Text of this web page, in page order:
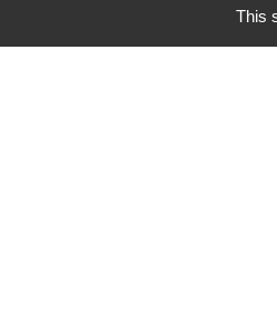
This